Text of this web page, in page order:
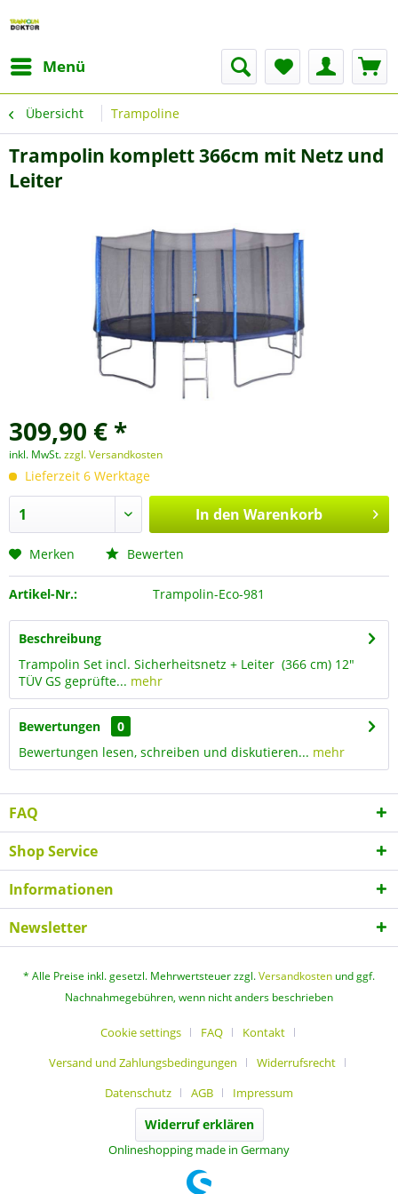
Menü
Übersicht Trampoline
Trampolin komplett 366cm mit Netz und
Leiter
309,90 € *
inkl. MwSt.zzgl. Versandkosten
Lieferzeit 6 Werktage
In den Warenkorb
Merken Bewerten
Artikel-Nr.: Trampolin-Eco-981
Beschreibung
Trampolin Set incl. Sicherheitsnetz + Leiter (366 cm) 12"
TÜV GS geprüfte... mehr
Bewertungen
0
Bewertungen lesen, schreiben und diskutieren... mehr
FAQ
Shop Service
Informationen
Newsletter
* Alle Preise inkl. gesetzl. Mehrwertsteuer zzgl.Versandkosten und ggf.
Nachnahmegebühren, wenn nicht anders beschrieben
Cookie settings FAQ
Kontakt
Versand und Zahlungsbedingungen
Widerrufsrecht
Datenschutz
AGB Impressum
Widerruf erklären
Onlineshopping made in Germany